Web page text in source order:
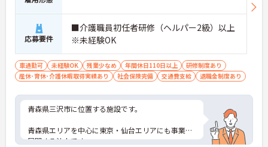
応募要件
■介護職員初任者研修（ヘルパー2級）以上
※未経験OK
車通勤可 未経験OK 残業少なめ 年間休日110日以上
研修制度あり
産休･育休･介護休暇取得実績あり
社会保険完備 交通費支給 退職金制度あり
青森県三沢市に位置する施設です。
青森県エリアを中心に東京・仙台エリアにも事業を
展開する法人です。